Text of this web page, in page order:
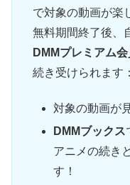
で対象の動画が楽
無料期間終了後、
DMMプレミアム会
続き受けられます：
対象の動画が
DMMブックス
アニメの続き
す！